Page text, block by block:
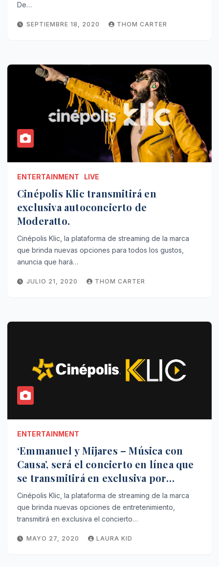
De…
SEPTIEMBRE 18, 2020 THOM CARTER
ENTERTAINMENT LIVE
Cinépolis Klic transmitirá en
exclusiva autoconcierto de
Moderatto.
Cinépolis Klic, la plataforma de streaming de la marca
que brinda nuevas opciones para todos los gustos,
anuncia que hará…
JULIO 21, 2020 THOM CARTER
ENTERTAINMENT
‘Emmanuel y Mijares – Música con
Causa’, será el concierto en línea que
se transmitirá en exclusiva por
Cinépolis Klic.
Cinépolis Klic, la plataforma de streaming de la marca
que brinda nuevas opciones de entretenimiento,
transmitirá en exclusiva el concierto…
MAYO 27, 2020 LAURA KID